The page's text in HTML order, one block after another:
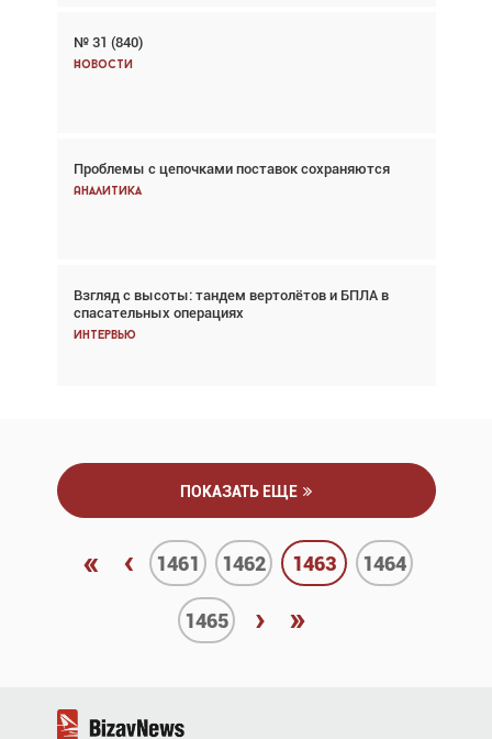
№ 31 (840)
Новости
Проблемы с цепочками поставок сохраняются
Аналитика
Взгляд с высоты: тандем вертолётов и БПЛА в
спасательных операциях
Интервью
Авиационный фотограф Дэйв Кох: «Фотография
говорит сама за себя... а ИИ всё портит»
Впервые с 2024 года глобальный трафик
снижается три недели подряд
Частный самолёт – это актив. Подходите к
покупке соответствующим образом
Интервью
ПОКАЗАТЬ ЕЩЕ
« ‹ 1461 1462 1463 1464
1465 › »